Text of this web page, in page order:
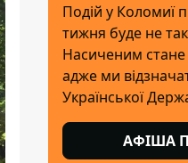
Подій у Коломиї
тижня буде не
Насиченим
адже ми
Української
АФІША